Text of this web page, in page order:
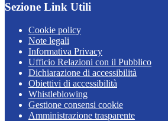
Sezione Link Utili
Cookie policy
Note legali
Informativa Privacy
Ufficio Relazioni con il Pubblico
Dichiarazione di accessibilità
Obiettivi di accessibilità
Whistleblowing
Gestione consensi cookie
Amministrazione trasparente